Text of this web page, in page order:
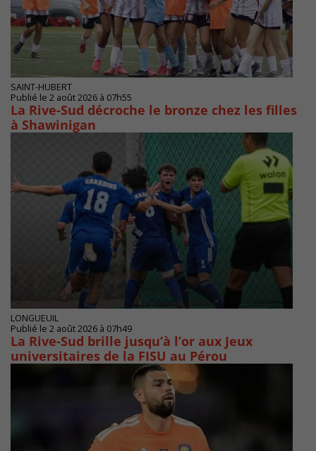
SAINT-HUBERT
Publié le 2 août 2026 à 07h55
La Rive-Sud décroche le bronze chez les filles
à Shawinigan
LONGUEUIL
Publié le 2 août 2026 à 07h49
La Rive-Sud brille jusqu’à l’or aux Jeux
universitaires de la FISU au Pérou